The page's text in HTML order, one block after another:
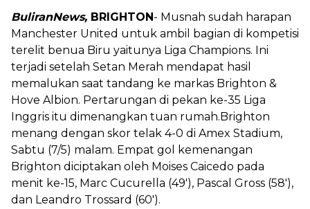
BuliranNews, BRIGHTON- Musnah sudah harapan
Manchester United untuk ambil bagian di kompetisi
terelit benua Biru yaitunya Liga Champions. Ini
terjadi setelah Setan Merah mendapat hasil
memalukan saat tandang ke markas Brighton &
Hove Albion. Pertarungan di pekan ke-35 Liga
Inggris itu dimenangkan tuan rumah.Brighton
menang dengan skor telak 4-0 di Amex Stadium,
Sabtu (7/5) malam. Empat gol kemenangan
Brighton diciptakan oleh Moises Caicedo pada
menit ke-15, Marc Cucurella (49'), Pascal Gross (58'),
dan Leandro Trossard (60').